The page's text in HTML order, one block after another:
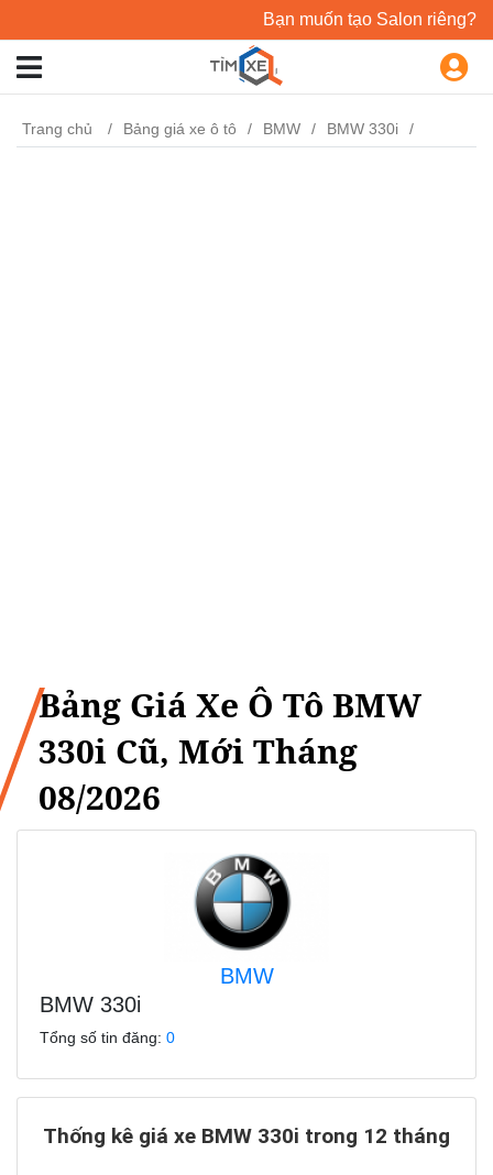
Bạn muốn tạo Salon riêng?
Trang chủ Bảng giá xe ô tô BMW BMW 330i
Bảng Giá Xe Ô Tô BMW
330i Cũ, Mới Tháng
08/2026
BMW
BMW 330i
Tổng số tin đăng: 0
Thống kê giá xe BMW 330i trong 12 tháng